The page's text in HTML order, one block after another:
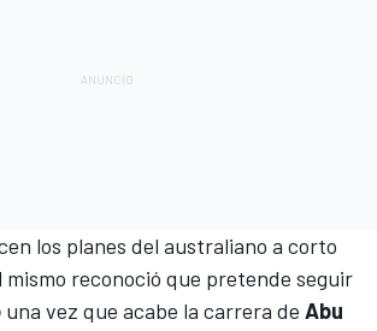
los planes del australiano a corto
mismo reconoció que pretende seguir
una vez que acabe la carrera de Abu